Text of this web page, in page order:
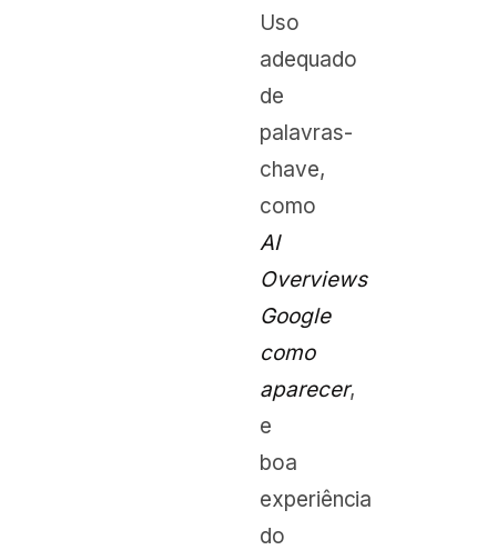
Uso
adequado
de
palavras-
chave,
como
AI
Overviews
Google
como
aparecer,
e
boa
experiência
do